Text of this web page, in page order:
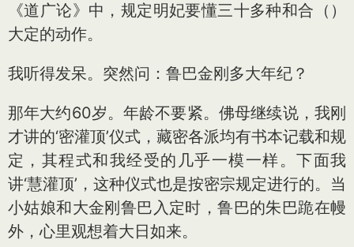
《道广论》中，规定明妃要懂三十多种和合（）
大定的动作。
我听得发呆。突然问：鲁巴金刚多大年纪？
那年大约60岁。年龄不要紧。佛母继续说，我刚
才讲的‘密灌顶’仪式，藏密各派均有书本记载和规
定，其程式和我经受的几乎一模一样。下面我
讲‘慧灌顶’，这种仪式也是按密宗规定进行的。当
小姑娘和大金刚鲁巴入定时，鲁巴的朱巴跪在幔
外，心里观想着大日如来。